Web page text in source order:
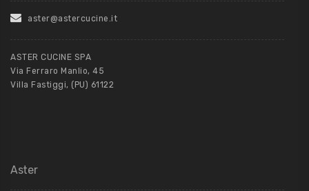
aster@astercucine.it
ASTER CUCINE SPA
Via Ferraro Manlio, 45
Villa Fastiggi, (PU) 61122
Aster